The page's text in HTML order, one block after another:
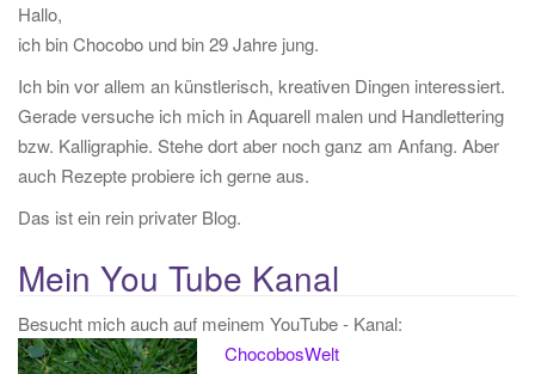
e
n
a
c
h
Hallo,
ich bin Chocobo und bin 29 Jahre jung.
Ich bin vor allem an künstlerisch, kreativen Dingen interessiert.
Gerade versuche ich mich in Aquarell malen und Handlettering
bzw. Kalligraphie. Stehe dort aber noch ganz am Anfang. Aber
auch Rezepte probiere ich gerne aus.
Das ist ein rein privater Blog.
Mein You Tube Kanal
Besucht mich auch auf meinem YouTube - Kanal:
ChocobosWelt